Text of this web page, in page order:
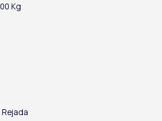
Kg
Rejada